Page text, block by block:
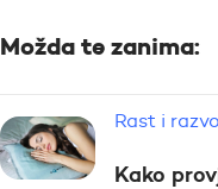
Možda te zanima:
Rast i
Kako